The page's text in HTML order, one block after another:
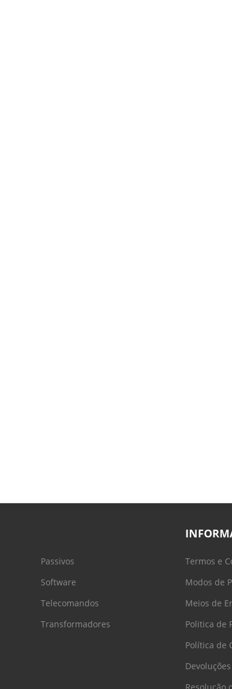
Passivos
Software
Telecomandos
Transformadores
Termos e
Modos de
Meios de
Politica de
Política de
Devoluções